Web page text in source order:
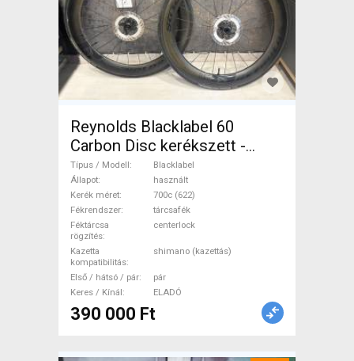
Reynolds Blacklabel 60
Carbon Disc kerékszett -
újszerű állapot Blacklabel
Országúti / Gravel / Triatlon
Alkatrész, Országúti Kerék /
Felni / Gumi 700c (622)
használt ELADÓ
Típus / Modell
Blacklabel
Állapot
használt
Kerék méret
700c (622)
Fékrendszer
tárcsafék
Féktárcsa
rögzítés
centerlock
Kazetta
kompatibilitás
shimano (kazettás)
Első / hátsó / pár
pár
Keres / Kínál
ELADÓ
390 000 Ft